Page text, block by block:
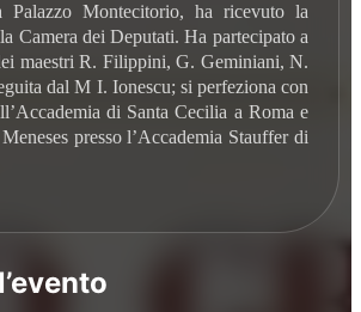
Montecitorio, ha ricevuto la
Camera dei Deputati. Ha partecipato a
maestri R. Filippini, G. Geminiani, N.
dal M I. Ionescu; si perfeziona con
di Santa Cecilia a Roma e
presso l’Accademia Stauffer di